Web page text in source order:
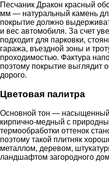
Песчаник Дракон красный
мм — натуральный камень
покрытие должно
и вес автомобиля. За счет
подходит для парковки,
гаража, въездной зоны и
проходимостью. Фактура
поэтому покрытие выглядит
дорого.
Цветовая палитра
Основной тон — насыщенный
кирпично-медный с
термообработки оттенок
поэтому такой плитняк
металлом, деревом,
ландшафтом загородного